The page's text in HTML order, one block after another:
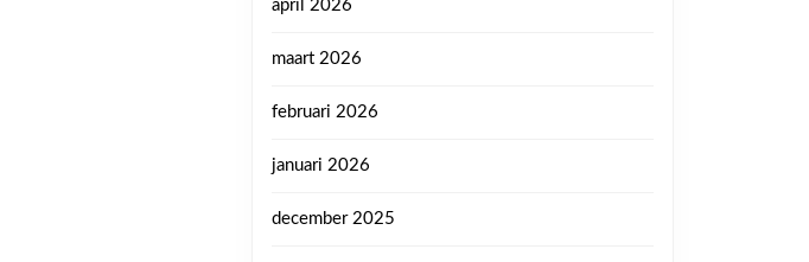
april 2026
maart 2026
februari 2026
januari 2026
december 2025